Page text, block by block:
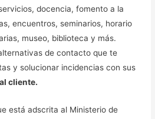
docencia, fomento a la
encuentros, seminarios, horario
museo, biblioteca y más.
de contacto que te
y solucionar incidencias con sus
cliente.
está adscrita al Ministerio de